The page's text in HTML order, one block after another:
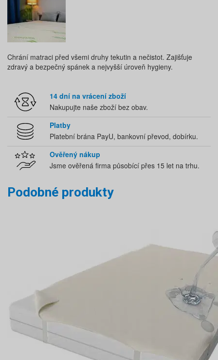
Chrání matraci před všemi druhy tekutin a nečistot. Zajišťuje
zdravý a bezpečný spánek a nejvyšší úroveň hygieny.
14 dní na vrácení zboží
Nakupujte naše zboží bez obav.
Platby
Platební brána PayU, bankovní převod, dobírku.
Ověřený nákup
Jsme ověřená firma působící přes 15 let na trhu.
Podobné produkty